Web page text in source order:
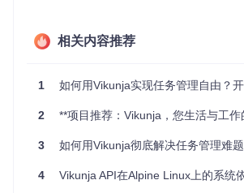
目管理功能让你将任务按项目分类，清晰规
醒通知等功能，全方位满足任务管理需求。
❓ 常见疑问：Vikunja适合个人使用还是团
队用户则能通过它进行项目协作，提升团
3. 真实用户场景案例：Vikunja如何改变学
相关内容推荐
1 如何用Vikunja实现任务管理自由？开源协作平
2 **项目推荐：Vikunja，您生活与工
3 如何用Vikunja彻底解决任务管理难题？
4 Vikunja API在Alpine Linux上的系统